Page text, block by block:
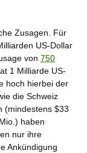
Zusagen. Für
US-Dollar
von 750
1 Milliarde US-
hoch hierbei der
die Schweiz
(mindestens $33
haben
nur ihre
Ankündigung